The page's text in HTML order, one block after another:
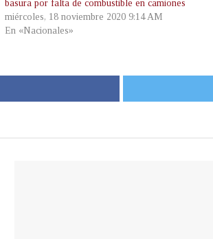
basura por falta de combustible en camiones
miércoles, 18 noviembre 2020 9:14 AM
En «Nacionales»